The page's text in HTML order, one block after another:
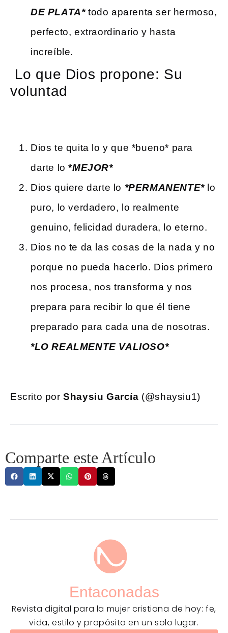
DE PLATA*todo aparenta ser hermoso,
perfecto, extraordinario y hasta
increíble.
Lo que Dios propone: Su
voluntad
Dios te quita lo y que *bueno* para
darte lo*MEJOR*
Dios quiere darte lo *PERMANENTE*lo
puro, lo verdadero, lo realmente
genuino, felicidad duradera, lo eterno.
Dios no te da las cosas de la nada y no
porque no pueda hacerlo. Dios primero
nos procesa, nos transforma y nos
prepara para recibir lo que él tiene
preparado para cada una de nosotras.
*LO REALMENTE VALIOSO*
Escrito porShaysiu García (@shaysiu1)
Comparte este Artículo
Entaconadas
Revista digital para la mujer cristiana de hoy: fe,
vida, estilo y propósito en un solo lugar.